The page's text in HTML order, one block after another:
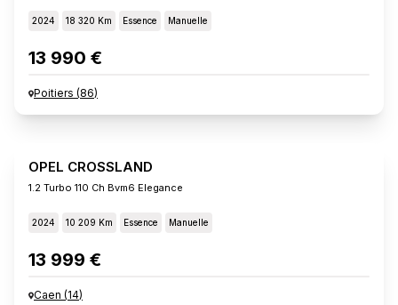
2024 18 320 Km Essence Manuelle
13 990 €
Poitiers (86)
OPEL CROSSLAND
1.2 Turbo 110 Ch Bvm6 Elegance
2024 10 209 Km Essence Manuelle
13 999 €
Caen (14)